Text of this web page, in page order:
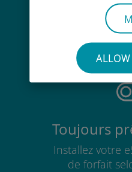
Pas besoin de
SIM
Toujours
Installez votre
de forfait